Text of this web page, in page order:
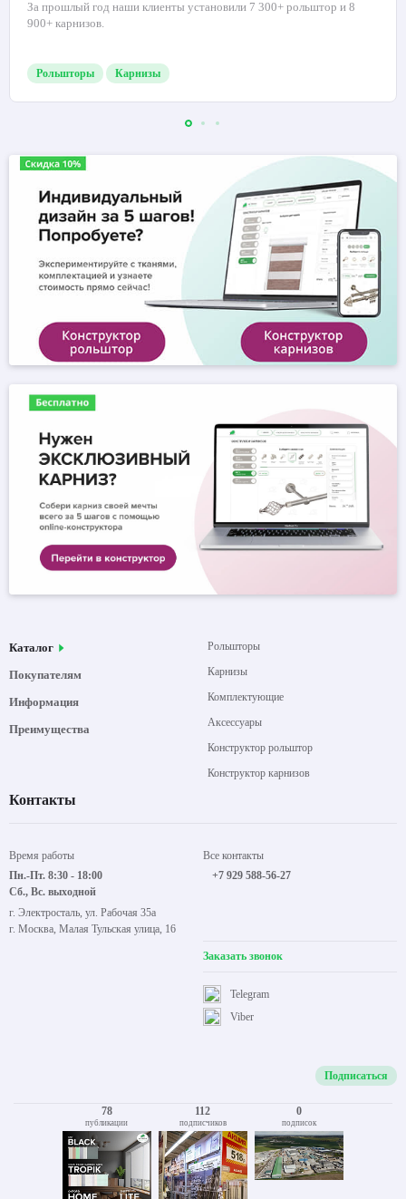
За прошлый год наши клиенты установили 7 300+ рольштор и 8
900+ карнизов.
Рольшторы Карнизы
Каталог
Покупателям
Информация
Преимущества
Рольшторы
Карнизы
Комплектующие
Аксессуары
Конструктор рольштор
Конструктор карнизов
Контакты
Время работы
Пн.-Пт. 8:30 - 18:00
Сб., Вс. выходной
г. Электросталь, ул. Рабочая 35а
г. Москва, Малая Тульская улица, 16
Все контакты
+7 929 588-56-27
Заказать звонок
Viber
Telegram
Подписаться
78
публикации
112
подписчиков
0
подписок